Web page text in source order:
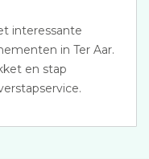
interessante
in Ter Aar.
en stap